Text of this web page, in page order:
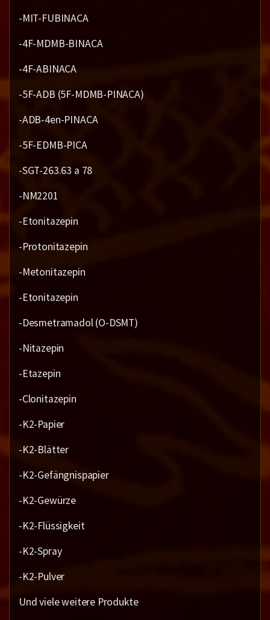
-MIT-FUBINACA
-4F-MDMB-BINACA
-4F-ABINACA
-5F-ADB (5F-MDMB-PINACA)
-ADB-4en-PINACA
-5F-EDMB-PICA
-SGT-263.63 a 78
-NM2201
-Etonitazepin
-Protonitazepin
-Metonitazepin
-Etonitazepin
-Desmetramadol (O-DSMT)
-Nitazepin
-Etazepin
-Clonitazepin
-K2-Papier
-K2-Blätter
-K2-Gefängnispapier
-K2-Gewürze
-K2-Flüssigkeit
-K2-Spray
-K2-Pulver
Und viele weitere Produkte